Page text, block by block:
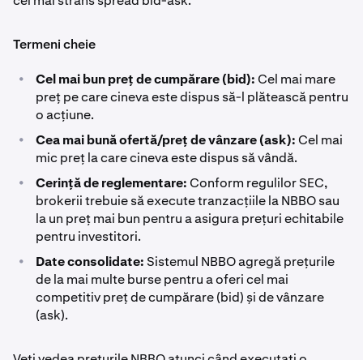
Termeni cheie
• Cel mai bun preț de cumpărare (bid):Cel mai mare
preț pe care cineva este dispus să-l plătească pentru
o acțiune.
• Cea mai bună ofertă/preț de vânzare (ask):Cel mai
mic preț la care cineva este dispus să vândă.
• Cerință de reglementare:Conform regulilor SEC,
brokerii trebuie să execute tranzacțiile la NBBO sau
la un preț mai bun pentru a asigura prețuri echitabile
pentru investitori.
• Date consolidate:Sistemul NBBO agregă prețurile
de la mai multe burse pentru a oferi cel mai
competitiv preț de cumpărare (bid) și de vânzare
(ask).